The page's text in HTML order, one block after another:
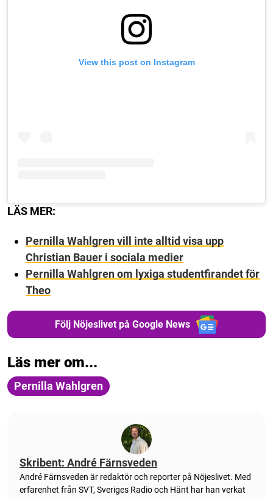
View this post on Instagram
LÄS MER:
Pernilla Wahlgren vill inte alltid visa upp
Christian Bauer i sociala medier
Pernilla Wahlgren om lyxiga studentfirandet för
Theo
Följ Nöjeslivet på Google News
Läs mer om...
Pernilla Wahlgren
Skribent: André Färnsveden
André Färnsveden är redaktör och reporter på Nöjeslivet. Med
erfarenhet från SVT, Sveriges Radio och Hänt har han verkat